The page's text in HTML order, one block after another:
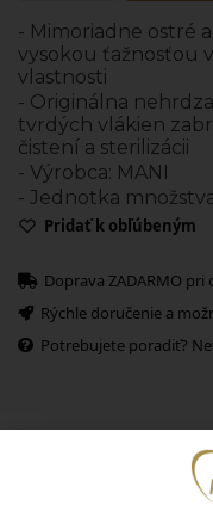
- Mimoriadne ostré
vysokou ťažnosťou
vlastnosti
- Originálna
tvrdých vlákien
čistení a sterilizácii
- Výrobca: MANI
- Jednotka
Pridať k obľúbeným
Doprava ZADARMO pri
Rýchle doručenie a
Potrebujete poradiť?
Súvisiace